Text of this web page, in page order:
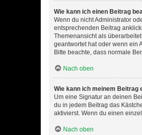
Wie kann ich einen Beitrag
Wenn du nicht Administrator
entsprechenden Beitrag
Themenansicht als
geantwortet hat oder wenn ein
Bitte beachte, dass normale
Nach oben
Wie kann ich meinem Beitrag
Um eine Signatur an deinen
du in jedem Beitrag das
aktivierst. Wenn du einen
Nach oben